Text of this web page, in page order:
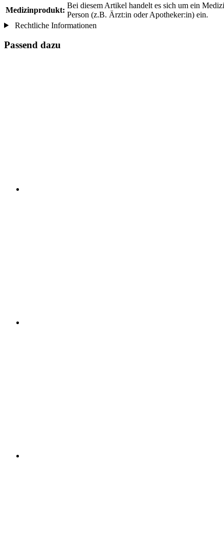
Medizinprodukt:
Bei diesem Artikel handelt es sich um ein
Person (z.B. Ärzt:in oder Apotheker:in) ein.
Rechtliche Informationen
Passend dazu